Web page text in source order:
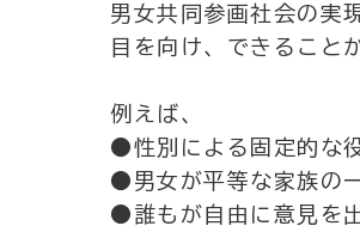
男女共同参画社会の実
目を向け、できること
例えば、
●性別による固定的な
●男女が平等な家族の
●誰もが自由に意見を